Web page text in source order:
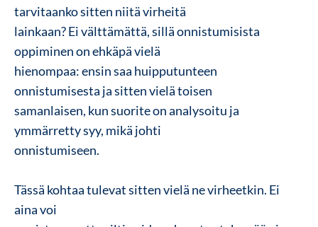
tarvitaanko sitten niitä virheitä
lainkaan? Ei välttämättä, sillä onnistumisista
oppiminen on ehkäpä vielä
hienompaa: ensin saa huipputunteen
onnistumisesta ja sitten vielä toisen
samanlaisen, kun suorite on analysoitu ja
ymmärretty syy, mikä johti
onnistumiseen.
Tässä kohtaa tulevat sitten vielä ne virheetkin. Ei
aina voi